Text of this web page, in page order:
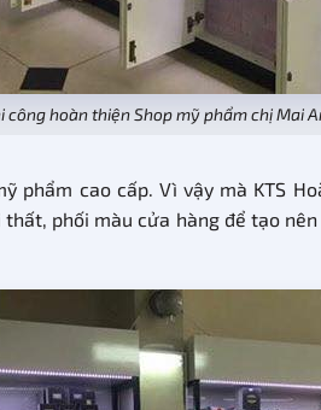
công hoàn thiện Shop mỹ phẩm chị Mai
phẩm cao cấp. Vì vậy mà KTS
phối màu cửa hàng để tạo